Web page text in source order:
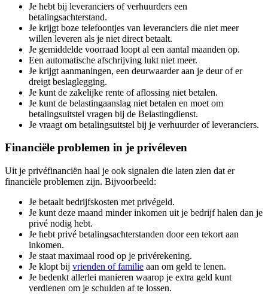
Je hebt bij leveranciers of verhuurders een
betalingsachterstand.
Je krijgt boze telefoontjes van leveranciers die niet meer
willen leveren als je niet direct betaalt.
Je gemiddelde voorraad loopt al een aantal maanden op.
Een automatische afschrijving lukt niet meer.
Je krijgt aanmaningen, een deurwaarder aan je deur of er
dreigt beslaglegging.
Je kunt de zakelijke rente of aflossing niet betalen.
Je kunt de belastingaanslag niet betalen en moet om
betalingsuitstel vragen bij de Belastingdienst.
Je vraagt om betalingsuitstel bij je verhuurder of leveranciers.
Financiële problemen in je privéleven
Uit je privéfinanciën haal je ook signalen die laten zien dat er
financiële problemen zijn. Bijvoorbeeld:
Je betaalt bedrijfskosten met privégeld.
Je kunt deze maand minder inkomen uit je bedrijf halen dan je
privé nodig hebt.
Je hebt privé betalingsachterstanden door een tekort aan
inkomen.
Je staat maximaal rood op je privérekening.
Je klopt bij vrienden of familie aan om geld te lenen.
Je bedenkt allerlei manieren waarop je extra geld kunt
verdienen om je schulden af te lossen.